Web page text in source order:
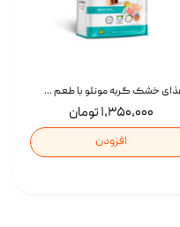
غذای خشک گربه مونلو با طعم گوشت پرندگان و ماهی سالمون Monello Adult Hairball Control وزن 1 کیلوگرم
۱,۳۵۰,۰۰۰ تومان
افزودن